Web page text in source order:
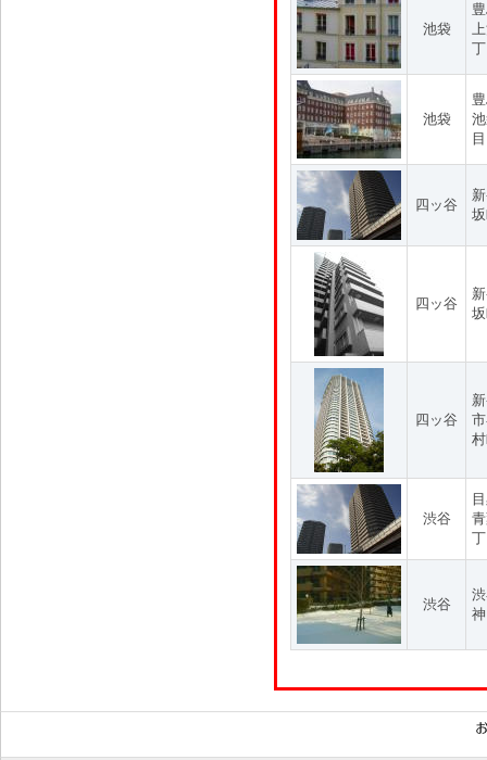
池袋
池袋
四ッ谷
四ッ谷
四ッ谷
渋谷
渋谷